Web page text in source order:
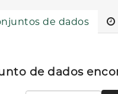
de dados
de dados